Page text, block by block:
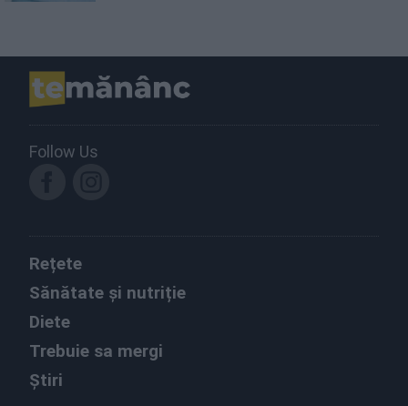
Follow Us
Rețete
Sănătate și nutriție
Diete
Trebuie sa mergi
Știri